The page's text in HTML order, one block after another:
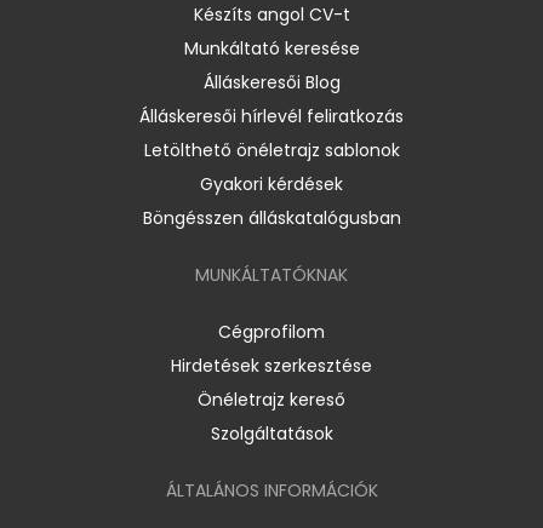
Készíts angol CV-t
Munkáltató keresése
Álláskeresői Blog
Álláskeresői hírlevél feliratkozás
Letölthető önéletrajz sablonok
Gyakori kérdések
Böngésszen álláskatalógusban
MUNKÁLTATÓKNAK
Cégprofilom
Hirdetések szerkesztése
Önéletrajz kereső
Szolgáltatások
ÁLTALÁNOS INFORMÁCIÓK